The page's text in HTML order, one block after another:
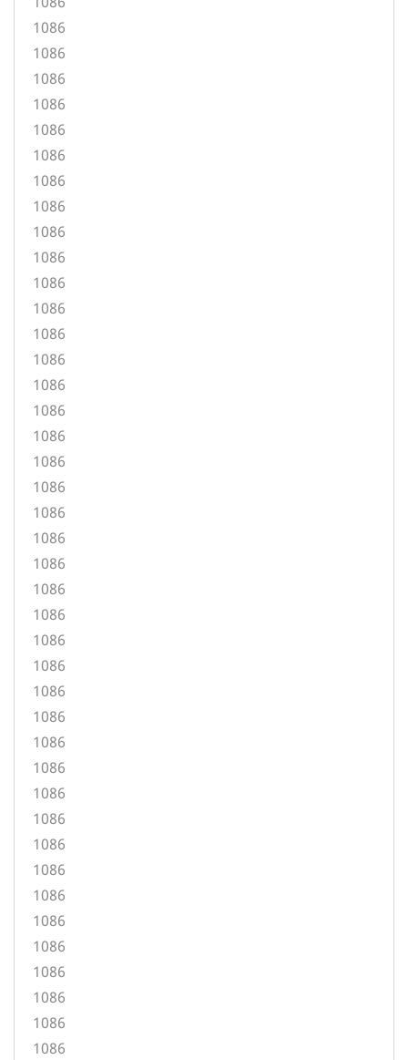
1086
1086
1086
1086
1086
1086
1086
1086
1086
1086
1086
1086
1086
1086
1086
1086
1086
1086
1086
1086
1086
1086
1086
1086
1086
1086
1086
1086
1086
1086
1086
1086
1086
1086
1086
1086
1086
1086
1086
1086
1086